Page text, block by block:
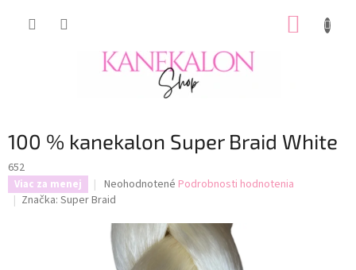
100 % kanekalon Super Braid White
652
Viac za menej
Priemerné
hodnotenie
je
0,0
Neohodnotené Podrobnosti hodnotenia
Značka: Super Braid